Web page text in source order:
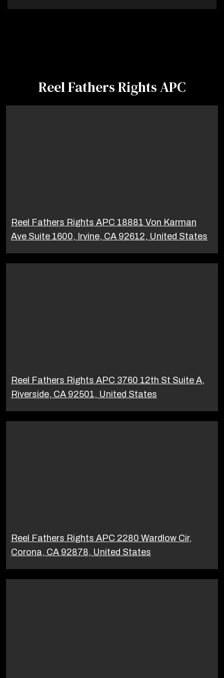
Reel Fathers Rights APC
Reel Fathers Rights APC 18881 Von Karman
Ave Suite 1600, Irvine, CA 92612, United States
Reel Fathers Rights APC 3760 12th St Suite A,
Riverside, CA 92501, United States
Reel Fathers Rights APC 2280 Wardlow Cir,
Corona, CA 92878, United States